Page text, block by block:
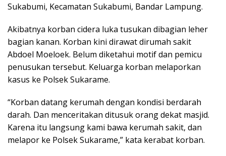
Sukabumi, Kecamatan Sukabumi, Bandar Lampung.
Akibatnya korban cidera luka tusukan dibagian leher
bagian kanan. Korban kini dirawat dirumah sakit
Abdoel Moeloek. Belum diketahui motif dan pemicu
penusukan tersebut. Keluarga korban melaporkan
kasus ke Polsek Sukarame.
“Korban datang kerumah dengan kondisi berdarah
darah. Dan menceritakan ditusuk orang dekat masjid.
Karena itu langsung kami bawa kerumah sakit, dan
melapor ke Polsek Sukarame,” kata kerabat korban.